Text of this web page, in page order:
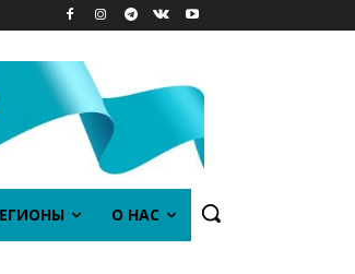
О НАС